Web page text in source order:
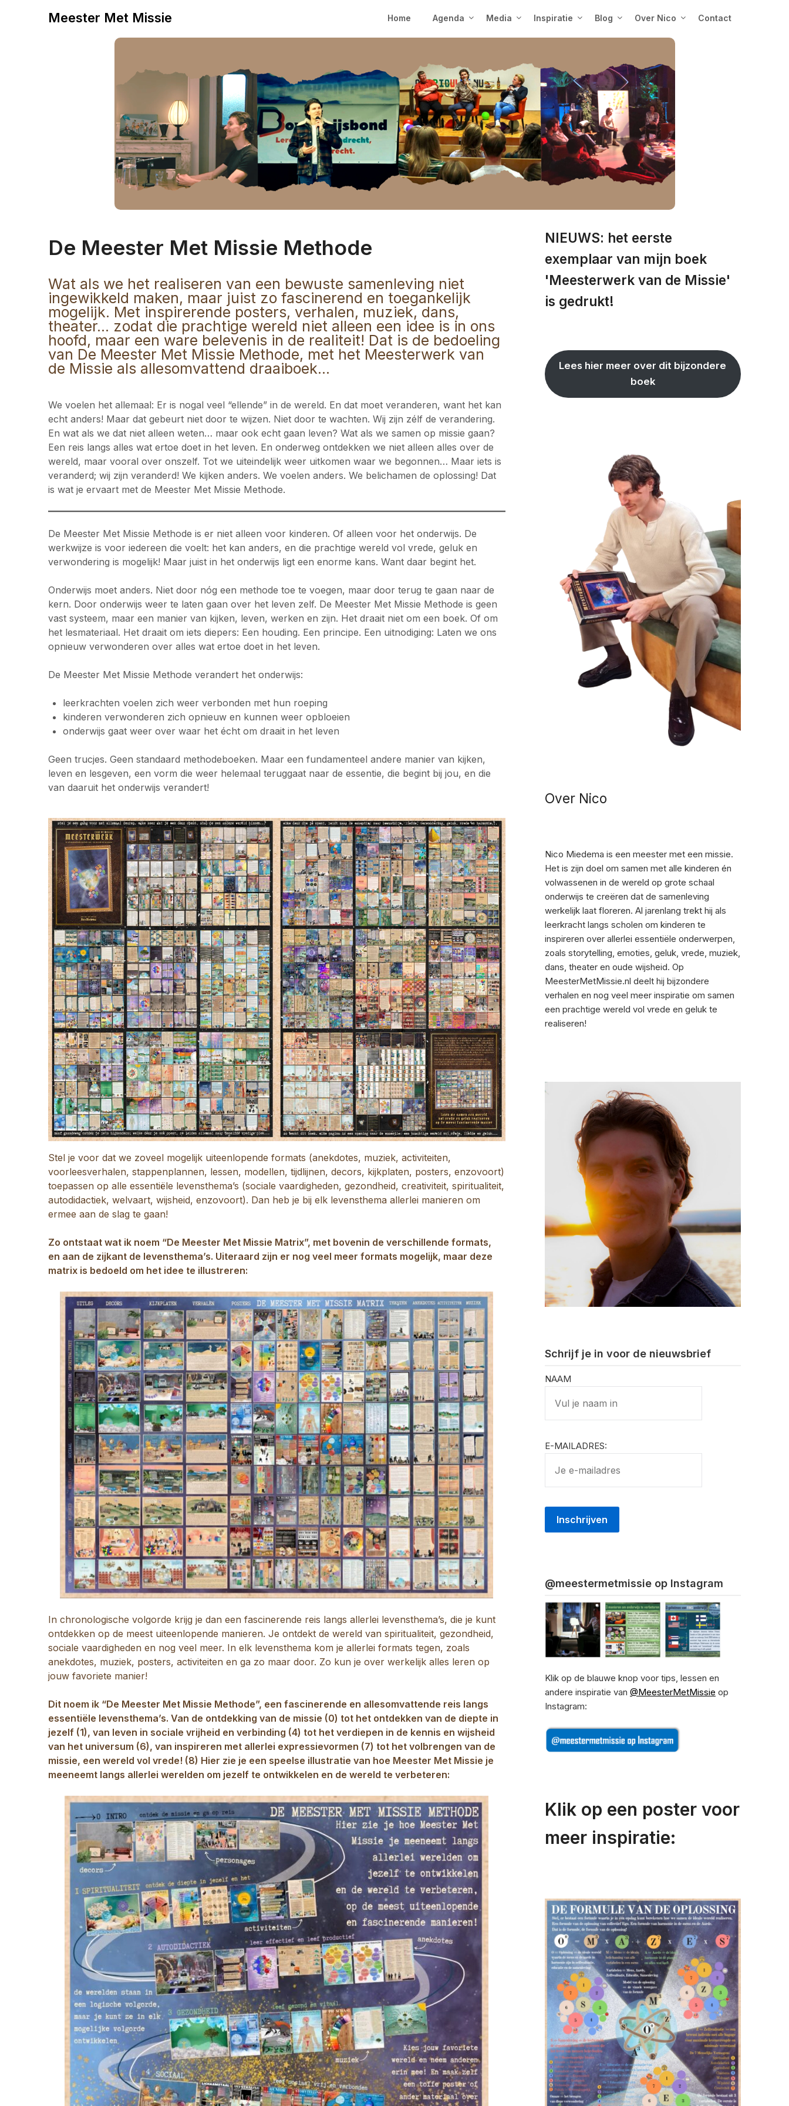
Meester Met Missie Home Agenda Media Inspiratie Blog Over Nico Contact
De Meester Met Missie Methode
Wat als we het realiseren van een bewuste samenleving niet
ingewikkeld maken, maar juist zo fascinerend en toegankelijk
mogelijk. Met inspirerende posters, verhalen, muziek, dans,
theater… zodat die prachtige wereld niet alleen een idee is in ons
hoofd, maar een ware belevenis in de realiteit! Dat is de bedoeling
van De Meester Met Missie Methode, met het Meesterwerk van
de Missie als allesomvattend draaiboek…
We voelen het allemaal: Er is nogal veel “ellende” in de wereld. En dat moet veranderen, want het kan
echt anders! Maar dat gebeurt niet door te wijzen. Niet door te wachten. Wij zijn zélf de verandering.
En wat als we dat niet alleen weten… maar ook echt gaan leven? Wat als we samen op missie gaan?
Een reis langs alles wat ertoe doet in het leven. En onderweg ontdekken we niet alleen alles over de
wereld, maar vooral over onszelf. Tot we uiteindelijk weer uitkomen waar we begonnen… Maar iets is
veranderd; wij zijn veranderd! We kijken anders. We voelen anders. We belichamen de oplossing! Dat
is wat je ervaart met de Meester Met Missie Methode.
De Meester Met Missie Methode is er niet alleen voor kinderen. Of alleen voor het onderwijs. De
werkwijze is voor iedereen die voelt: het kan anders, en die prachtige wereld vol vrede, geluk en
verwondering is mogelijk! Maar juist in het onderwijs ligt een enorme kans. Want daar begint het.
Onderwijs moet anders. Niet door nóg een methode toe te voegen, maar door terug te gaan naar de
kern. Door onderwijs weer te laten gaan over het leven zelf. De Meester Met Missie Methode is geen
vast systeem, maar een manier van kijken, leven, werken en zijn. Het draait niet om een boek. Of om
het lesmateriaal. Het draait om iets diepers: Een houding. Een principe. Een uitnodiging: Laten we ons
opnieuw verwonderen over alles wat ertoe doet in het leven.
De Meester Met Missie Methode verandert het onderwijs:
leerkrachten voelen zich weer verbonden met hun roeping
kinderen verwonderen zich opnieuw en kunnen weer opbloeien
onderwijs gaat weer over waar het écht om draait in het leven
Geen trucjes. Geen standaard methodeboeken. Maar een fundamenteel andere manier van kijken,
leven en lesgeven, een vorm die weer helemaal teruggaat naar de essentie, die begint bij jou, en die
van daaruit het onderwijs verandert!
Stel je voor dat we zoveel mogelijk uiteenlopende formats (anekdotes, muziek, activiteiten,
voorleesverhalen, stappenplannen, lessen, modellen, tijdlijnen, decors, kijkplaten, posters, enzovoort)
toepassen op alle essentiële levensthema’s (sociale vaardigheden, gezondheid, creativiteit, spiritualiteit,
autodidactiek, welvaart, wijsheid, enzovoort). Dan heb je bij elk levensthema allerlei manieren om
ermee aan de slag te gaan!
Zo ontstaat wat ik noem “De Meester Met Missie Matrix”, met bovenin de verschillende formats,
en aan de zijkant de levensthema’s. Uiteraard zijn er nog veel meer formats mogelijk, maar deze
matrix is bedoeld om het idee te illustreren:
In chronologische volgorde krijg je dan een fascinerende reis langs allerlei levensthema’s, die je kunt
ontdekken op de meest uiteenlopende manieren. Je ontdekt de wereld van spiritualiteit, gezondheid,
sociale vaardigheden en nog veel meer. In elk levensthema kom je allerlei formats tegen, zoals
anekdotes, muziek, posters, activiteiten en ga zo maar door. Zo kun je over werkelijk alles leren op
jouw favoriete manier!
Dit noem ik “De Meester Met Missie Methode”, een fascinerende en allesomvattende reis langs
essentiële levensthema’s. Van de ontdekking van de missie (0) tot het ontdekken van de diepte in
jezelf (1), van leven in sociale vrijheid en verbinding (4) tot het verdiepen in de kennis en wijsheid
van het universum (6), van inspireren met allerlei expressievormen (7) tot het volbrengen van de
missie, een wereld vol vrede! (8) Hier zie je een speelse illustratie van hoe Meester Met Missie je
meeneemt langs allerlei werelden om jezelf te ontwikkelen en de wereld te verbeteren:
NIEUWS: het eerste
exemplaar van mijn boek
'Meesterwerk van de Missie'
is gedrukt!
Lees hier meer over dit bijzondere
boek
Over Nico
Nico Miedema is een meester met een missie.
Het is zijn doel om samen met alle kinderen én
volwassenen in de wereld op grote schaal
onderwijs te creëren dat de samenleving
werkelijk laat floreren. Al jarenlang trekt hij als
leerkracht langs scholen om kinderen te
inspireren over allerlei essentiële onderwerpen,
zoals storytelling, emoties, geluk, vrede, muziek,
dans, theater en oude wijsheid. Op
MeesterMetMissie.nl deelt hij bijzondere
verhalen en nog veel meer inspiratie om samen
een prachtige wereld vol vrede en geluk te
realiseren!
Schrijf je in voor de nieuwsbrief
NAAM
E-MAILADRES:
@meestermetmissie op Instagram
Klik op de blauwe knop voor tips, lessen en
andere inspiratie van @MeesterMetMissie op
Instagram:
Klik op een poster voor
meer inspiratie: